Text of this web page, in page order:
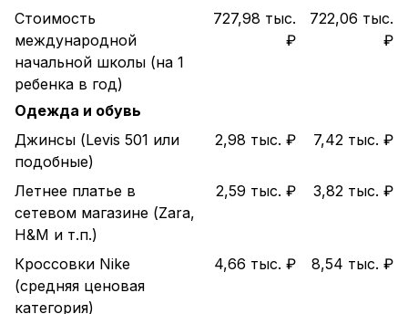
Стоимость
международной
начальной школы (на 1
ребенка в год)
727,98 тыс.
₽
722,06 тыс.
₽
Одежда и обувь
Джинсы (Levis 501 или
подобные)
2,98 тыс. ₽ 7,42 тыс. ₽
Летнее платье в
сетевом магазине (Zara,
H&M и т.п.)
2,59 тыс. ₽ 3,82 тыс. ₽
Кроссовки Nike
(средняя ценовая
категория)
4,66 тыс. ₽ 8,54 тыс. ₽